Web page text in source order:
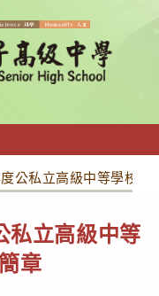
公私立高級中等學校優
私立高級中等
章